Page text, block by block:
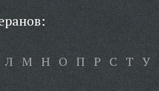
Л М Н О П Р С Т У